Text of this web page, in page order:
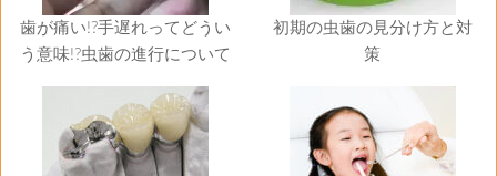
歯が痛い!?手遅れってどうい
う意味!?虫歯の進行について
初期の虫歯の見分け方と対
策